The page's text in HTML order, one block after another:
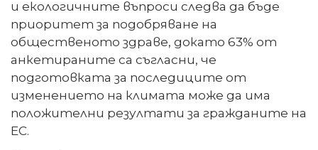
и екологичните въпроси следва да бъде
приоритет за подобряване на
общественото здраве, докато 63% от
анкетираните са съгласни, че
подготовката за последиците от
изменението на климата може да има
положителни резултати за гражданите на
ЕС.